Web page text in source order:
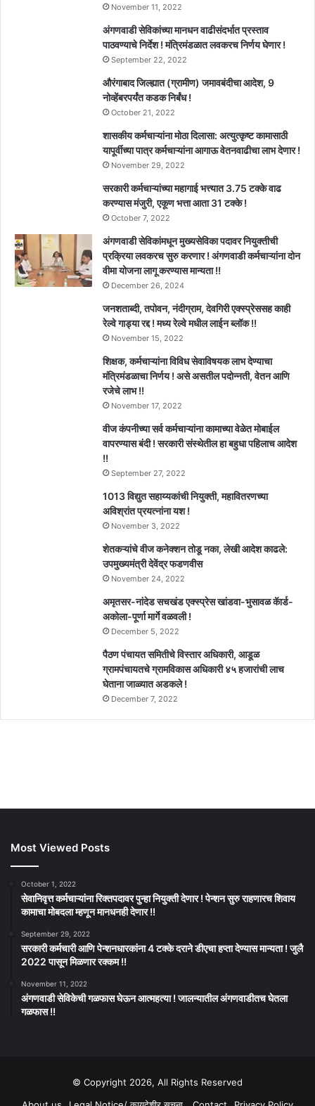
November 11, 2022
अंगणवाडी सेविकांच्या मानधन वाढीसंदर्भात प्रस्ताव
पाठवण्याचे निर्देश ! मंत्रिमंडळात लवकरच निर्णय घेणार !
September 22, 2022
औरंगाबाद जिल्ह्यात (ग्रामीण) जमावबंदीचा आदेश, 9
नोव्हेंबरपर्यंत कडक निर्बंध !
October 21, 2022
शासकीय कर्मचाऱ्यांना मोठा दिलासा: अत्युत्कृष्ट कामासाठी
यापूर्वीच्या पात्र कर्मचाऱ्यांना आगाऊ वेतनवाढीचा लाभ देणार !
November 29, 2022
सरकारी कर्मचाऱ्यांच्या महागाई भत्त्यात 3.75 टक्के वाढ
करण्यास मंजुरी, एकूण भत्ता आता 31 टक्के !
October 7, 2022
अंगणवाडी सेविकांमधून मुख्यसेविका पदावर नियुक्तीची
प्रक्रिया लवकरच सुरु करणार ! अंगणवाडी कर्मचाऱ्यांना दोन
वीमा योजना लागू करण्यास मान्यता !!
December 26, 2024
जनशताब्दी, तपोवन, नंदीग्राम, देवगिरी एक्स्प्रेससह काही
रेल्वे गाड्या रद्द ! मध्य रेल्वे मधील लाईन ब्लॉक !!
November 15, 2022
शिक्षक, कर्मचाऱ्यांना विविध सेवाविषयक लाभ देण्याचा
मंत्रिमंडळाचा निर्णय ! असे असतील पदोन्नती, वेतन आणि
रजेचे लाभ !!
November 17, 2022
वीज कंपनीच्या सर्व कर्मचाऱ्यांना कामाच्या वेळेत मोबाईल
वापरण्यास बंदी ! सरकारी संस्थेतील हा बहुधा पहिलाच आदेश
!!
September 27, 2022
1013 विद्युत सहाय्यकांची नियुक्ती, महावितरणच्या
अविश्रांत प्रयत्नांना यश !
November 3, 2022
शेतकऱ्यांचे वीज कनेक्शन तोडू नका, लेखी आदेश काढले:
उपमुख्यमंत्री देवेंद्र फडणवीस
November 24, 2022
अमृतसर-नांदेड सचखंड एक्स्प्रेस खांडवा-भुसावळ कॅार्ड-
अकोला-पूर्णा मार्गे वळवली !
December 5, 2022
पैठण पंचायत समितीचे विस्तार अधिकारी, आडूळ
ग्रामपंचायतचे ग्रामविकास अधिकारी ४५ हजारांची लाच
घेताना जाळ्यात अडकले !
December 7, 2022
Most Viewed Posts
October 1, 2022
सेवानिवृत्त कर्मचाऱ्यांना रिक्तपदावर पुन्हा नियुक्ती देणार ! पेन्शन सुरु राहणारच शिवाय
कामाचा मोबदला म्हणून मानधनही देणार !!
September 29, 2022
सरकारी कर्मचारी आणि पेन्शनधारकांना 4 टक्के दराने डीएचा हप्ता देण्यास मान्यता ! जुलै
2022 पासून मिळणार रक्कम !!
November 11, 2022
अंगणवाडी सेविकेची गळफास घेऊन आत्महत्या ! जालन्यातील अंगणवाडीतच घेतला
गळफास !!
© Copyright 2026, All Rights Reserved